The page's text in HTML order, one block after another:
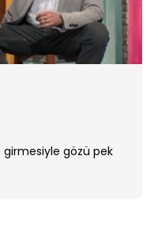
girmesiyle gözü pek